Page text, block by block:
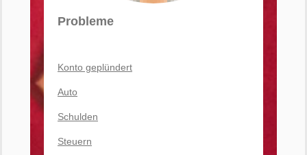
Probleme
Konto geplündert
Auto
Schulden
Steuern